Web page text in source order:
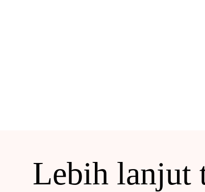
Lebih lanjut